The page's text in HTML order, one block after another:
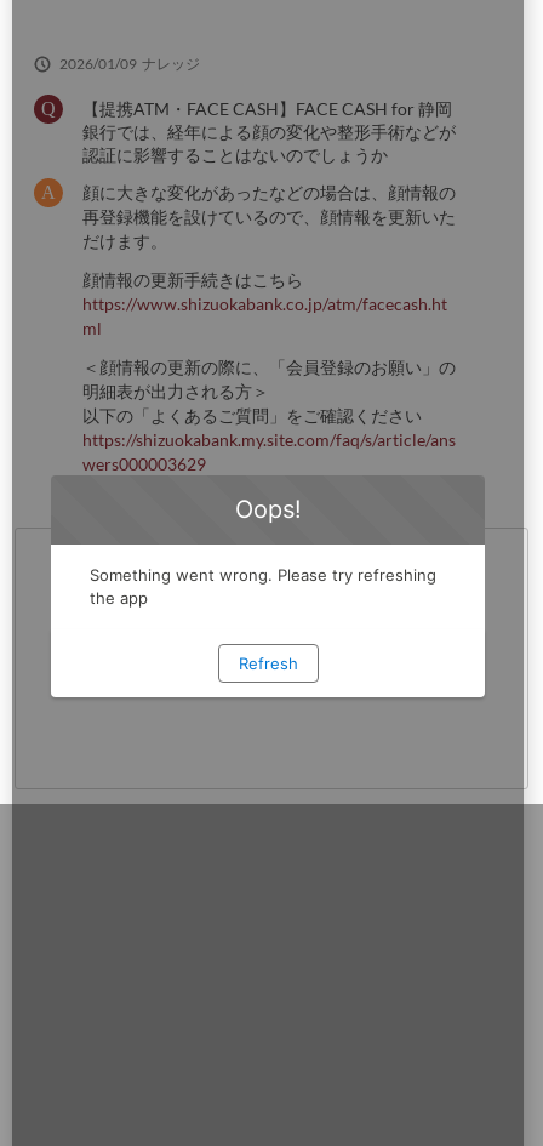
2026/01/09 ナレッジ
【提携ATM・FACE CASH】FACE CASH for 静岡
銀行では、経年による顔の変化や整形手術などが
認証に影響することはないのでしょうか
顔に大きな変化があったなどの場合は、顔情報の
再登録機能を設けているので、顔情報を更新いた
だけます。
顔情報の更新手続きはこちら
https://www.shizuokabank.co.jp/atm/facecash.ht
ml
＜顔情報の更新の際に、「会員登録のお願い」の
明細表が出力される方＞
以下の「よくあるご質問」をご確認ください
https://shizuokabank.my.site.com/faq/s/article/ans
wers000003629